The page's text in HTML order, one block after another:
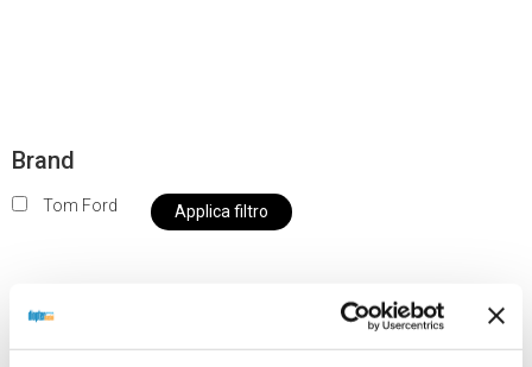
Brand
Tom Ford Applica filtro
Al momento siamo chiusi per ferie e i prodotti del